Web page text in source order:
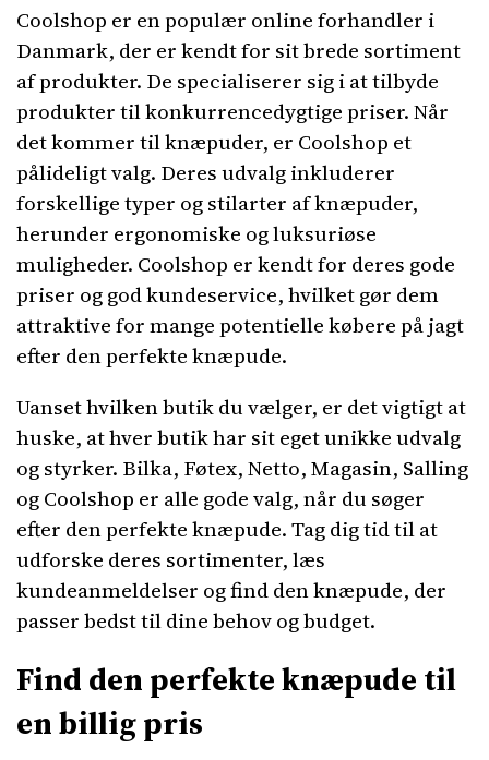
Coolshop er en populær online forhandler i
Danmark, der er kendt for sit brede sortiment
af produkter. De specialiserer sig i at tilbyde
produkter til konkurrencedygtige priser. Når
det kommer til knæpuder, er Coolshop et
pålideligt valg. Deres udvalg inkluderer
forskellige typer og stilarter af knæpuder,
herunder ergonomiske og luksuriøse
muligheder. Coolshop er kendt for deres gode
priser og god kundeservice, hvilket gør dem
attraktive for mange potentielle købere på jagt
efter den perfekte knæpude.
Uanset hvilken butik du vælger, er det vigtigt at
huske, at hver butik har sit eget unikke udvalg
og styrker. Bilka, Føtex, Netto, Magasin, Salling
og Coolshop er alle gode valg, når du søger
efter den perfekte knæpude. Tag dig tid til at
udforske deres sortimenter, læs
kundeanmeldelser og find den knæpude, der
passer bedst til dine behov og budget.
Find den perfekte knæpude til
en billig pris